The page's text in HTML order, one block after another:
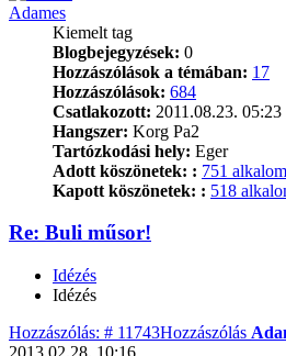
Adames
Kiemelt tag
Blogbejegyzések: 0
Hozzászólások a témában: 17
Hozzászólások: 684
Csatlakozott: 2011.08.23. 05:23
Hangszer: Korg Pa2
Tartózkodási hely: Eger
Adott köszönetek: : 751
Kapott köszönetek: : 518
Re: Buli műsor!
Idézés
Idézés
Hozzászólás: # 11743Hozzászólás
2013.02.28. 10:16